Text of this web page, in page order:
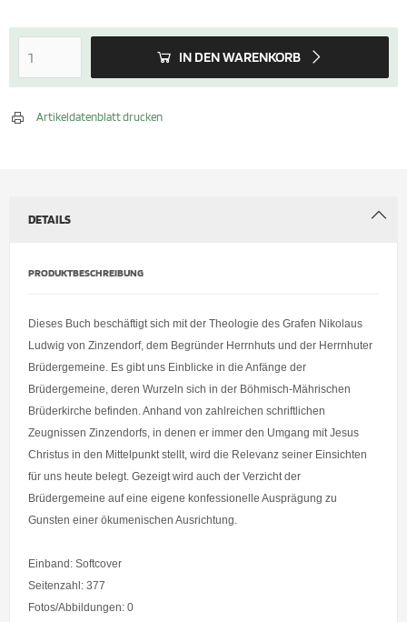
IN DEN WARENKORB
Artikeldatenblatt drucken
DETAILS
PRODUKTBESCHREIBUNG
Dieses Buch beschäftigt sich mit der Theologie des Grafen Nikolaus
Ludwig von Zinzendorf, dem Begründer Herrnhuts und der Herrnhuter
Brüdergemeine. Es gibt uns Einblicke in die Anfänge der
Brüdergemeine, deren Wurzeln sich in der Böhmisch-Mährischen
Brüderkirche befinden. Anhand von zahlreichen schriftlichen
Zeugnissen Zinzendorfs, in denen er immer den Umgang mit Jesus
Christus in den Mittelpunkt stellt, wird die Relevanz seiner Einsichten
für uns heute belegt. Gezeigt wird auch der Verzicht der
Brüdergemeine auf eine eigene konfessionelle Ausprägung zu
Gunsten einer ökumenischen Ausrichtung.
Einband: Softcover
Seitenzahl: 377
Fotos/Abbildungen: 0